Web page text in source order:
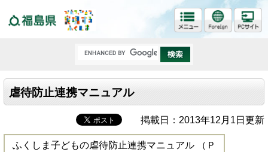
虐待防止連携マニュアル
掲載日：2013年12月1日更新
ふくしま子どもの虐待防止連携マニュアル （Ｐ